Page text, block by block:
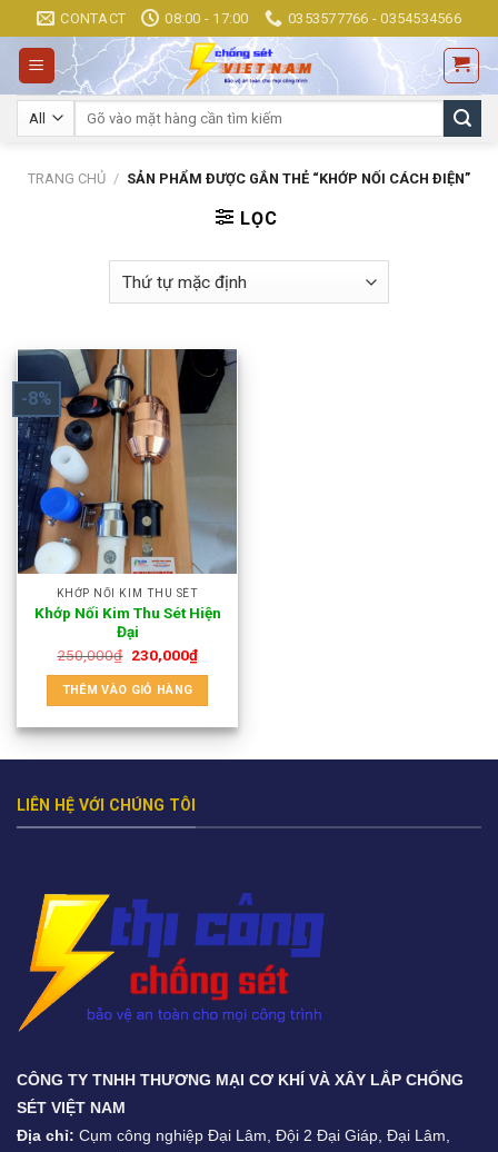
to
content
CONTACT 08:00 - 17:00 0353577766 - 0354534566
Tìm
TRANG CHỦ / SẢN PHẨM ĐƯỢC GẮN THẺ “KHỚP NỐI CÁCH ĐIỆN”
LỌC
-8%
KHỚP NỐI KIM THU SÉT
Khớp Nối Kim Thu Sét Hiện
Đại
250,000₫ 230,000₫
THÊM VÀO GIỎ HÀNG
LIÊN HỆ VỚI CHÚNG TÔI
CÔNG TY TNHH THƯƠNG MẠI CƠ KHÍ VÀ XÂY LẮP CHỐNG
SÉT VIỆT NAM
Địa chỉ: Cụm công nghiệp Đại Lâm, Đội 2 Đại Giáp, Đại Lâm,